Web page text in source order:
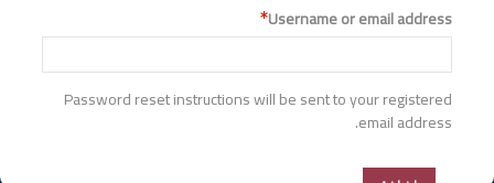
Username or email address
Password reset instructions will be sent to your registered
email address.